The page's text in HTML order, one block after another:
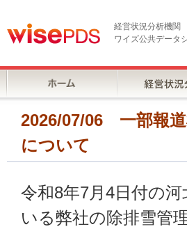
経営状況分析機関
ワイズ公共データ
2026/07/06 一部報
について
令和8年7月4日付の
いる弊社の除排雪管